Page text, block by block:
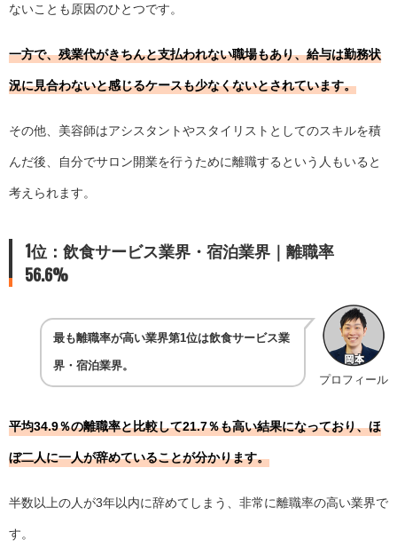
ないことも原因のひとつです。
一方で、残業代がきちんと支払われない職場もあり、給与は勤務状
況に見合わないと感じるケースも少なくないとされています。
その他、美容師はアシスタントやスタイリストとしてのスキルを積
んだ後、自分でサロン開業を行うために離職するという人もいると
考えられます。
1位：飲食サービス業界・宿泊業界｜離職率
56.6%
プロフィール
最も離職率が高い業界第1位は飲食サービス業
界・宿泊業界。
平均34.9％の離職率と比較して21.7％も高い結果になっており、ほ
ぼ二人に一人が辞めていることが分かります。
半数以上の人が3年以内に辞めてしまう、非常に離職率の高い業界で
す。